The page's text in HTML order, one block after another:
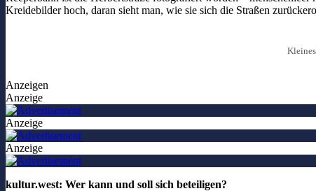
Kreidebilder hoch, daran sieht man, wie sie sich die Straßen
Anzeigen
Anzeige
Anzeige
Anzeige
kultur.west: Wer kann und soll sich beteiligen?